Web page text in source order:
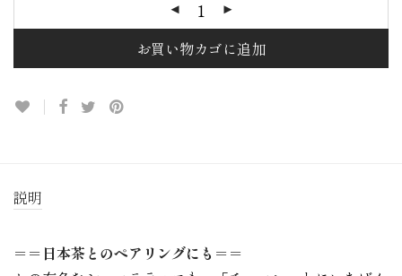
お買い物カゴに追加
説明
＝＝日本茶とのペアリングにも＝＝